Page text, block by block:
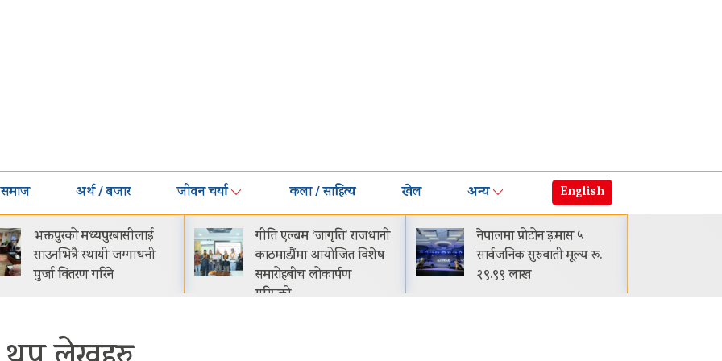
समाज अर्थ / बजार जीवन चर्या कला / साहित्य खेल अन्य English
भक्तपुरको मध्यपुरबासीलाई
साउनभित्रै स्थायी जग्गाधनी
पुर्जा वितरण गरिने
गीति एल्बम ‘जागृति’ राजधानी
काठमाडौंमा आयोजित विशेष
समारोहबीच लोकार्पण
गरिएको…
नेपालमा प्रोटोन इ.मास ५
सार्वजनिक सुरुवाती मूल्य रू.
२९.९९ लाख